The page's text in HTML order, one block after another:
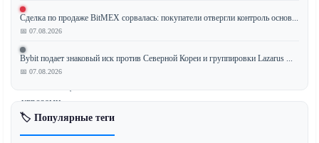
криптовалютных
рынков
называя
их
угрозами
национальной
безопасности.
Сделка по продаже BitMEX сорвалась: покупатели отвергли контроль основ...
📅 07.08.2026
Bybit подает знаковый иск против Северной Кореи и группировки Lazarus ...
📅 07.08.2026
🏷️ Популярные теги